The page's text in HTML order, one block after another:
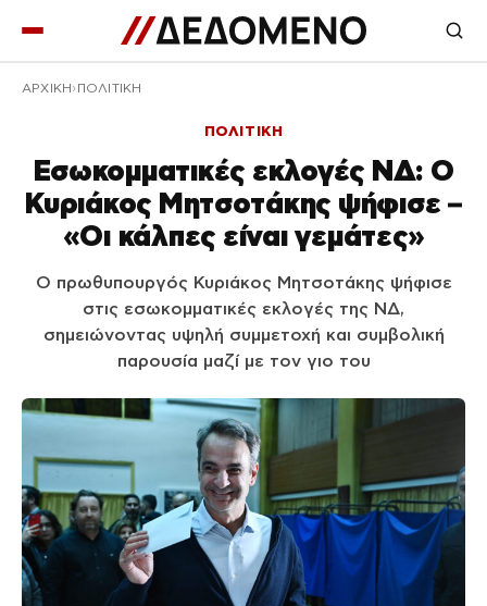
ΑΡΧΙΚΉ ΠΟΛΙΤΙΚΗ
ΠΟΛΙΤΙΚΗ
Εσωκομματικές εκλογές ΝΔ: Ο
Κυριάκος Μητσοτάκης ψήφισε –
«Οι κάλπες είναι γεμάτες»
Ο πρωθυπουργός Κυριάκος Μητσοτάκης ψήφισε
στις εσωκομματικές εκλογές της ΝΔ,
σημειώνοντας υψηλή συμμετοχή και συμβολική
παρουσία μαζί με τον γιο του